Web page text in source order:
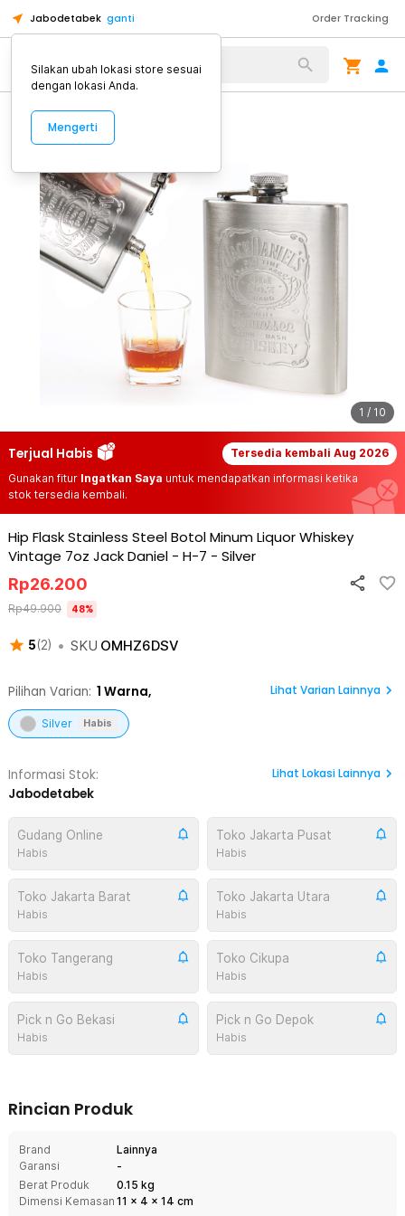
Jabodetabek ganti Order Tracking
Alat Kopi
1 / 10
Terjual Habis Tersedia kembali Aug 2026
Gunakan fitur Ingatkan Saya untuk mendapatkan informasi ketika
stok tersedia kembali.
Hip Flask Stainless Steel Botol Minum Liquor Whiskey
Vintage 7oz Jack Daniel - H-7 - Silver
5(2) • SKU OMHZ6DSV
Rp26.200
Rp49.900 48%
Pilihan Varian: 1 Warna, Lihat Varian Lainnya
Silver Habis
Informasi Stok:
Jabodetabek
Lihat Lokasi Lainnya
Gudang Online
Habis
Toko Jakarta Pusat
Habis
Toko Jakarta Barat
Habis
Toko Jakarta Utara
Habis
Toko Tangerang
Habis
Toko Cikupa
Habis
Pick n Go Bekasi
Habis
Pick n Go Depok
Habis
Rincian Produk
Brand
Lainnya
Garansi
-
Berat Produk
0.15 kg
Dimensi Kemasan 11 x 4 x 14 cm
Silakan ubah lokasi store sesuai
dengan lokasi Anda.
Mengerti